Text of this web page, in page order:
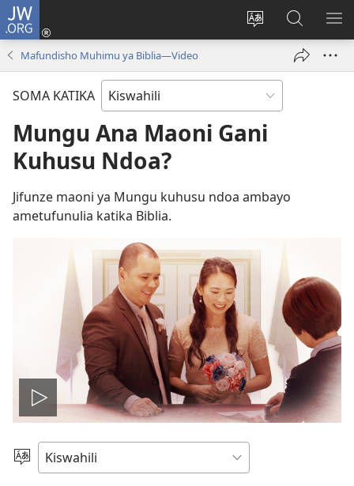
JW.ORG
Badili
tovuti
Ingia
(opens
Tafuta
Katika
JW.ORG
Mafundisho Muhimu ya Biblia—Video
SOMA KATIKA
Mungu Ana Maoni Gani
Kuhusu Ndoa?
Jifunze maoni ya Mungu kuhusu ndoa ambayo
ametufunulia katika Biblia.
Cheza
video
Chagua
Lugha